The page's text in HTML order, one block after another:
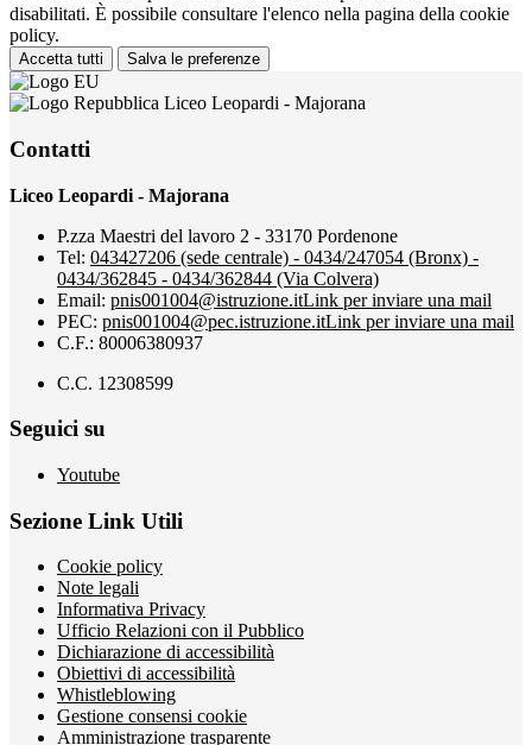
disabilitati. È possibile consultare l'elenco nella pagina della cookie
policy.
Accetta tutti Salva le preferenze
Liceo Leopardi - Majorana
Contatti
Liceo Leopardi - Majorana
P.zza Maestri del lavoro 2 - 33170 Pordenone
Tel: 043427206 (sede centrale) - 0434/247054 (Bronx) -
0434/362845 - 0434/362844 (Via Colvera)
Email: pnis001004@istruzione.itLink per inviare una mail
PEC: pnis001004@pec.istruzione.itLink per inviare una mail
C.F.: 80006380937
C.C. 12308599
Seguici su
Youtube
Sezione Link Utili
Cookie policy
Note legali
Informativa Privacy
Ufficio Relazioni con il Pubblico
Dichiarazione di accessibilità
Obiettivi di accessibilità
Whistleblowing
Gestione consensi cookie
Amministrazione trasparente